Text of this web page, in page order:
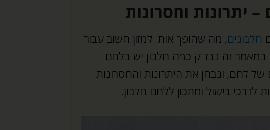
יתרונות וחסרונות
חלבונים, מה שהופך אותו למזון חשוב עבור
זה נבדוק כמה חלבון יש בלחם
לחם, ונבחן את היתרונות והחסרונות
בישול ומתכון ללחם חלבון.